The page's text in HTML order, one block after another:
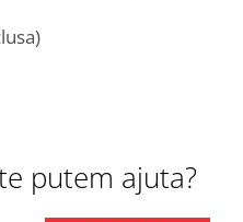
putem ajuta?